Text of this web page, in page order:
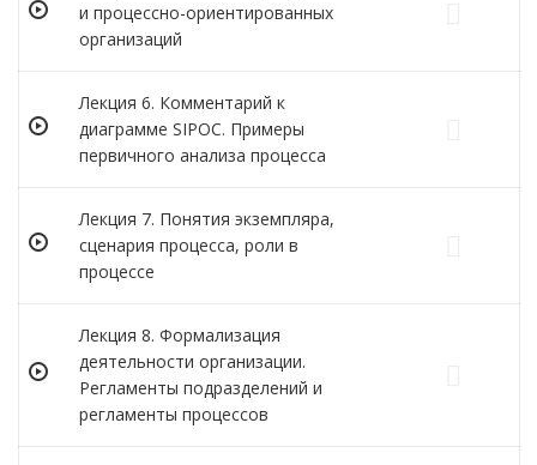
и процессно-ориентированных
организаций
Лекция 6. Комментарий к
диаграмме SIPOC. Примеры
первичного анализа процесса
Лекция 7. Понятия экземпляра,
сценария процесса, роли в
процессе
Лекция 8. Формализация
деятельности организации.
Регламенты подразделений и
регламенты процессов